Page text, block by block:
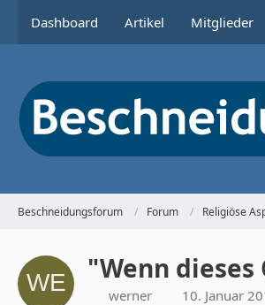
Dashboard Artikel Mitglieder
Beschneidungsforum Forum Religiöse
"Wenn
werner 10. Januar